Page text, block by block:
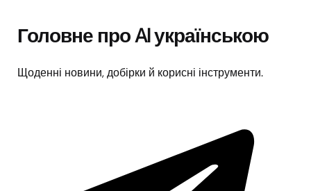
Головне про AI українською
Щоденні новини, добірки й корисні інструменти.